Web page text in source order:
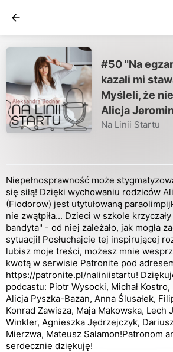
#50 "Na
kazali mi
Myśleli, że
Alicja Jeromin
Na Linii Startu
Niepełnosprawność może
się siłą! Dzięki wychowaniu rodziców
(Fiodorow) jest utytułowaną
nie zwątpiła... Dzieci w szkole
bandyta" - od niej zależało, jak mogła
sytuacji! Posłuchajcie tej inspirującej
lubisz moje treści, możesz mnie
kwotą w serwisie Patronite pod
https://patronite.pl/naliniistartu!
podcastu: Piotr Wysocki, Michał Kostro,
Alicja Pyszka-Bazan, Anna Ślusałek,
Konrad Zawisza, Maja Makowska, Lech
Winkler, Agnieszka Jędrzejczyk,
Mierzwa, Mateusz Salamon!Patronom
serdecznie dziękuję!